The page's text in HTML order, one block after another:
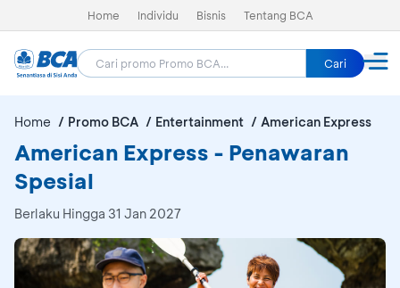
Home Individu Bisnis Tentang BCA
Cari
Home Promo BCA Entertainment American Express
American Express - Penawaran
Spesial
Berlaku Hingga 31 Jan 2027